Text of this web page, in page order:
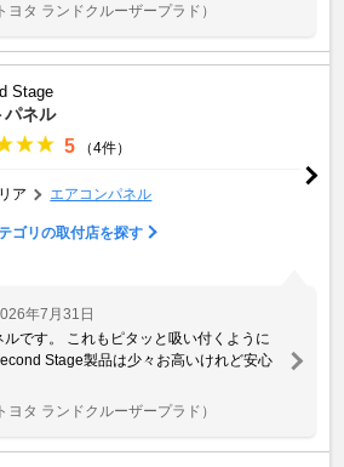
ヨタ ランドクルーザープラド）
Stage
パネル
5 （4件）
ア エアコンパネル
ゴリの取付店を探す
年7月31日
です。 これもピタッと吸い付くように
Stage製品は少々お高いけれど安心
ヨタ ランドクルーザープラド）